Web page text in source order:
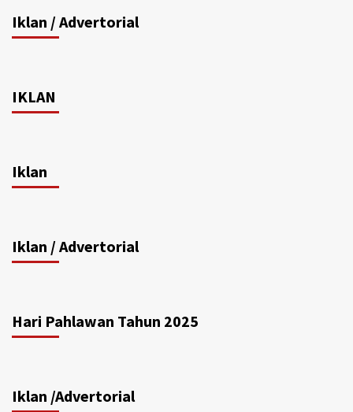
Iklan / Advertorial
IKLAN
Iklan
Iklan / Advertorial
Hari Pahlawan Tahun 2025
Iklan /Advertorial